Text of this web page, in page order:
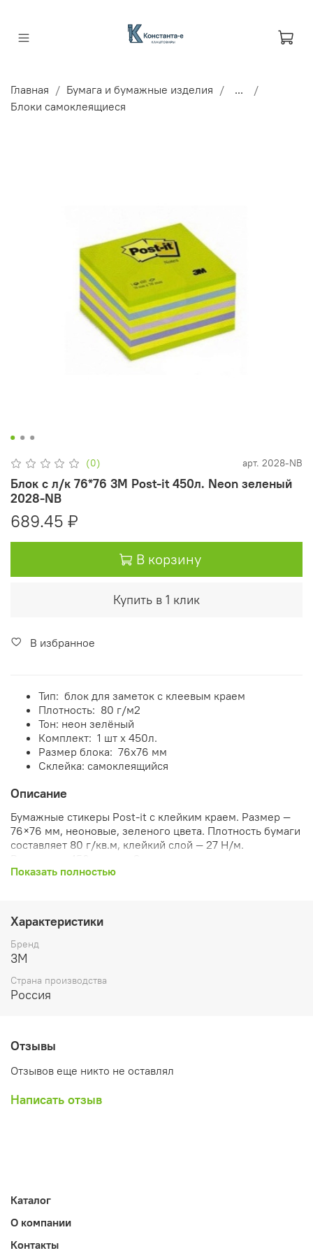
Главная Бумага и бумажные изделия
...
Блоки самоклеящиеся
(0) арт. 2028-NB
Блок с л/к 76*76 3М Post-it 450л. Neon зеленый
2028-NB
689.45 ₽
В корзину
Купить в 1 клик
В избранное
Тип: блок для заметок с клеевым краем
Плотность: 80 г/м2
Тон: неон зелёный
Комплект: 1 шт х 450л.
Размер блока: 76x76 мм
Склейка: самоклеящийся
Описание
Бумажные стикеры Post-it с клейким краем. Размер —
76×76 мм, неоновые, зеленого цвета. Плотность бумаги
составляет 80 г/кв.м, клейкий слой — 27 Н/м.
на любых поверхностях и предметах. После удаления
Показать полностью
Характеристики
Бренд
3M
Страна производства
Россия
Отзывы
Отзывов еще никто не оставлял
Написать отзыв
Каталог
О компании
Контакты